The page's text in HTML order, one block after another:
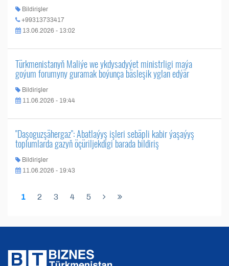
Bildirişler
+99313733417
13.06.2026 - 13:02
Türkmenistanyň Maliýe we ykdysadyýet ministrligi maýa
goýum forumyny guramak boýunça bäsleşik yglan edýär
Bildirişler
11.06.2026 - 19:44
"Daşoguzşähergaz": Abatlaýyş işleri sebäpli kabir ýaşaýyş
toplumlarda gazyň öçüriljekdigi barada bildiriş
Bildirişler
11.06.2026 - 19:43
1 2 3 4 5